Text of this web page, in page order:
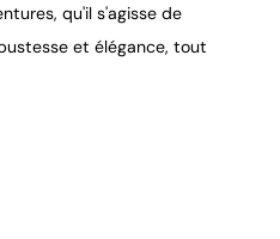
qu'il s'agisse de
et élégance, tout